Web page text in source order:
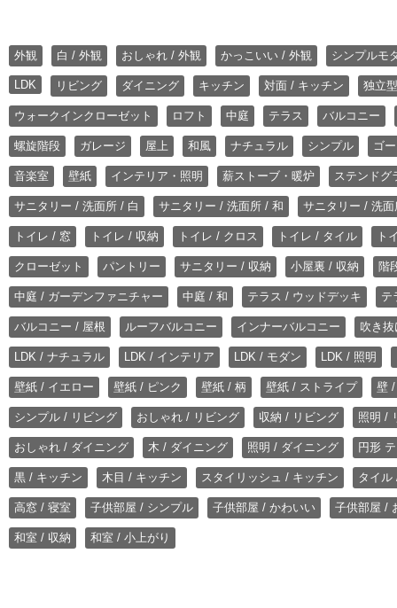
外観 白 / 外観 おしゃれ / 外観 かっこいい / 外観 シンプルモ
LDK リビング ダイニング キッチン 対面 / キッチン 独立
ウォークインクローゼット ロフト 中庭 テラス バルコニー
螺旋階段 ガレージ 屋上 和風 ナチュラル シンプル ゴ
音楽室 壁紙 インテリア・照明 薪ストーブ・暖炉 ステンドグ
サニタリー / 洗面所 / 白 サニタリー / 洗面所 / 和 サニタリー / 洗
トイレ / 窓 トイレ / 収納 トイレ / クロス トイレ / タイル ト
クローゼット パントリー サニタリー / 収納 小屋裏 / 収納 階
中庭 / ガーデンファニチャー 中庭 / 和 テラス / ウッドデッキ テ
バルコニー / 屋根 ルーフバルコニー インナーバルコニー 吹き
LDK / ナチュラル LDK / インテリア LDK / モダン LDK / 照明
壁紙 / イエロー 壁紙 / ピンク 壁紙 / 柄 壁紙 / ストライプ 壁
シンプル / リビング おしゃれ / リビング 収納 / リビング 照明 /
おしゃれ / ダイニング 木 / ダイニング 照明 / ダイニング 円形
黒 / キッチン 木目 / キッチン スタイリッシュ / キッチン タイル
高窓 / 寝室 子供部屋 / シンプル 子供部屋 / かわいい 子供部屋 /
和室 / 収納 和室 / 小上がり